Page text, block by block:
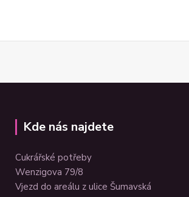
Kde nás najdete
Cukrářské potřeby
Wenzigova 79/8
Vjezd do areálu z ulice Šumavská